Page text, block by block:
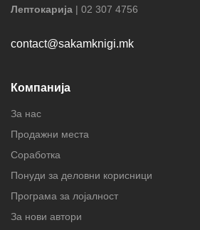
Лептокарија | 02 307 4756
contact@sakamknigi.mk
Компанија
За нас
Продажни места
Соработка
Понуди за деловни корисници
Програма за лојалност
За нови автори